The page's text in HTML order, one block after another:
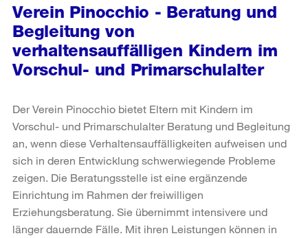
Verein Pinocchio - Beratung und
Begleitung von
verhaltensauffälligen Kindern im
Vorschul- und Primarschulalter
Der Verein Pinocchio bietet Eltern mit Kindern im
Vorschul- und Primarschulalter Beratung und Begleitung
an, wenn diese Verhaltensauffälligkeiten aufweisen und
sich in deren Entwicklung schwerwiegende Probleme
zeigen. Die Beratungsstelle ist eine ergänzende
Einrichtung im Rahmen der freiwilligen
Erziehungsberatung. Sie übernimmt intensivere und
länger dauernde Fälle. Mit ihren Leistungen können in